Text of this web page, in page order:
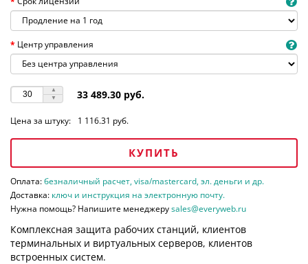
Центр управления
33 489.30 руб.
Цена за штуку: 1 116.31 руб.
КУПИТЬ
Оплата:безналичный расчет, visa/mastercard, эл. деньги и др.
Доставка: ключ и инструкция на электронную почту.
Нужна помощь? Напишите менеджеруsales@everyweb.ru
Комплексная защита рабочих станций, клиентов
терминальных и виртуальных серверов, клиентов
встроенных систем.